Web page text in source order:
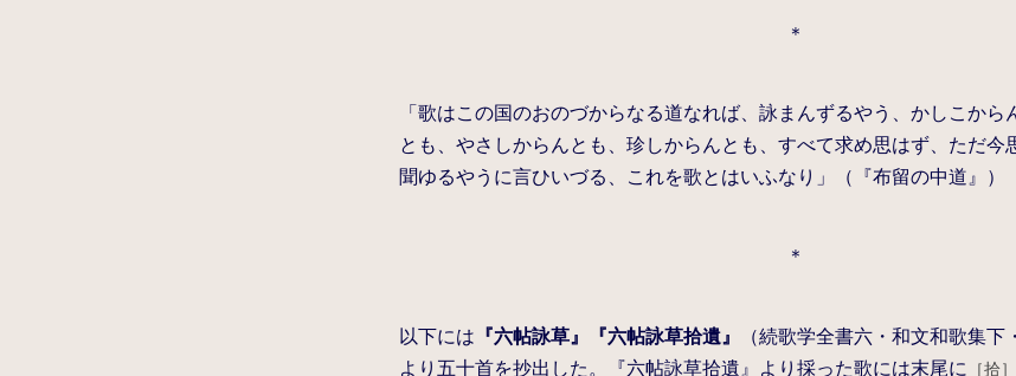
＊
「歌はこの国のおのづからなる道なれば、詠まんずるやう、かしこか
とも、やさしからんとも、珍しからんとも、すべて求め思はず、ただ
聞ゆるやうに言ひいづる、これを歌とはいふなり」（『布留の中道』）
＊
以下には 『六帖詠草』『六帖詠草拾遺』
（続歌学全書六・和文和歌集
より五十首を抄出した。『六帖詠草拾遺』より採った歌には末尾に
［拾］